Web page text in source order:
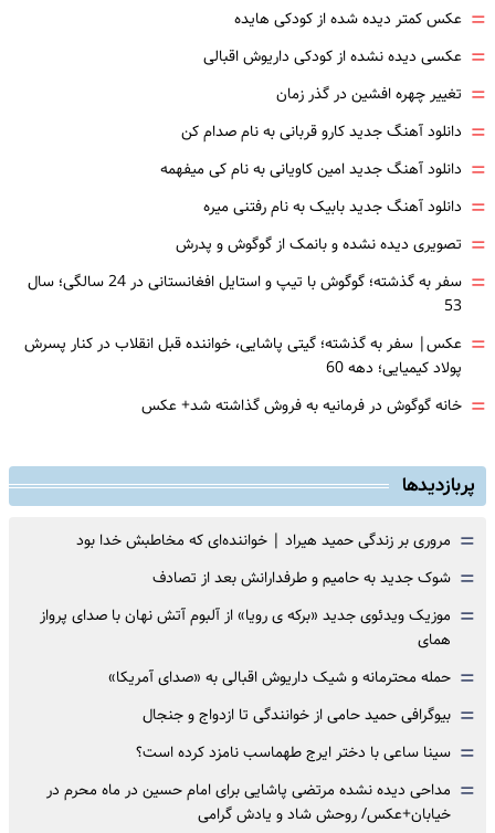
= عکس کمتر دیده شده از کودکی هایده
= عکسی دیده نشده از کودکی داریوش اقبالی
= تغییر چهره افشین در گذر زمان
= دانلود آهنگ جدید کارو قربانی به نام صدام کن
= دانلود آهنگ جدید امین کاویانی به نام کی میفهمه
= دانلود آهنگ جدید بابیک به نام رفتنی میره
= تصویری دیده نشده و بانمک از گوگوش و پدرش
=
سفر به گذشته؛ گوگوش با تیپ و استایل افغانستانی در 24 سالگی؛ سال
53
= عکس| سفر به گذشته؛ گیتی پاشایی، خواننده قبل انقلاب در کنار پسرش
پولاد کیمیایی؛ دهه 60
= خانه گوگوش در فرمانیه به فروش گذاشته شد+ عکس
پربازدیدها
= مروری بر زندگی حمید هیراد | خواننده‌ای که مخاطبش خدا بود
= شوک جدید به حامیم و طرفدارانش بعد از تصادف
= موزیک ویدئوی جدید «برکه ی رویا» از آلبوم آتش نهان با صدای پرواز
همای
= حمله محترمانه و شیک داریوش اقبالی به «صدای آمریکا»
= بیوگرافی حمید حامی از خوانندگی تا ازدواج و جنجال
= سینا ساعی با دختر ایرج طهماسب نامزد کرده است؟
= مداحی دیده نشده مرتضی پاشایی برای امام حسین در ماه محرم در
خیابان+عکس/ روحش شاد و یادش گرامی